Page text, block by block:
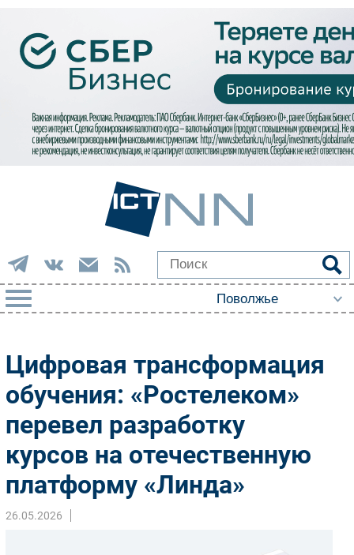
Импорто­замещение
Автоматизация Промышленности
Интернет
Мобильная связь
Фиксированная связь
Интеграция
Рынок ПК
Цифровая трансформация
обучения: «Ростелеком»
перевел разработку
курсов на отечественную
платформу «Линда»
26.05.2026